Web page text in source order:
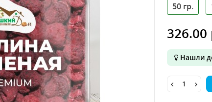
50 гр.
326.00
Нашли